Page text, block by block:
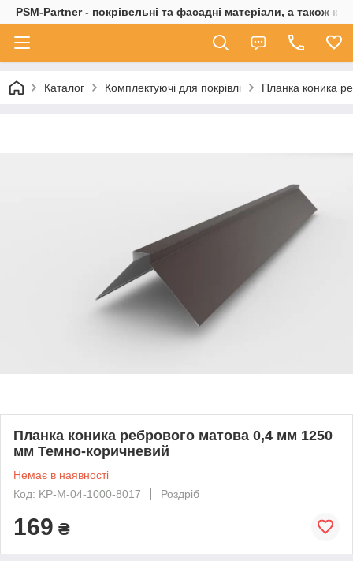
PSM-Partner - покрівельні та фасадні матеріали, а також
Каталог Комплектуючі для покрівлі Планка коника
Планка коника ребрового матова 0,4 мм 1250
мм Темно-коричневий
Немає в наявності
Код: KP-M-04-1000-8017
Роздріб
169 ₴